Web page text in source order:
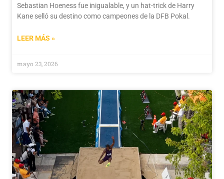
Sebastian Hoeness fue inigualable, y un hat-trick de Harry
Kane selló su destino como campeones de la DFB Pokal.
LEER MÁS »
mayo 23, 2026